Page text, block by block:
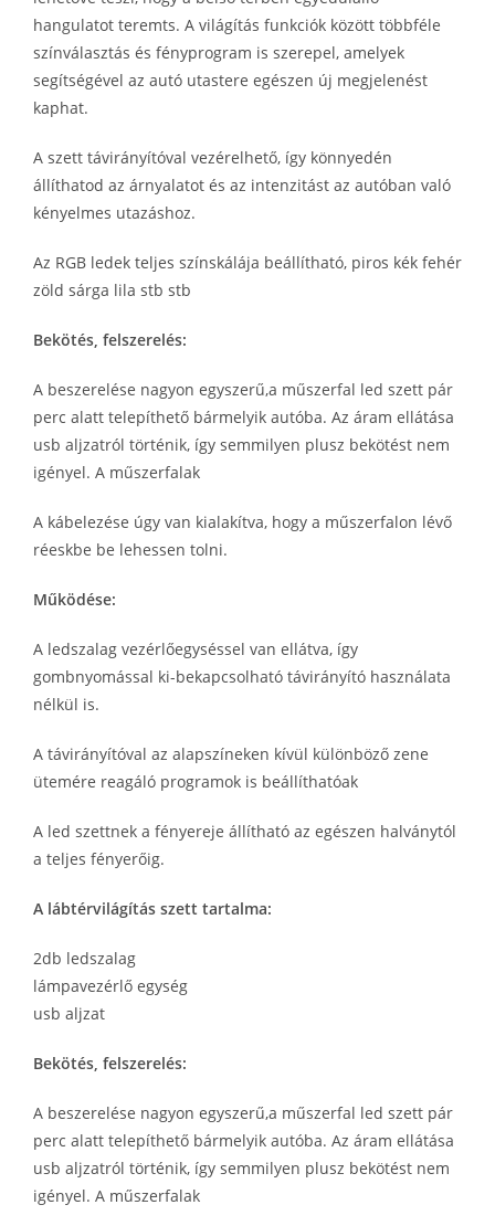
hangulatot teremts. A világítás funkciók között többféle
színválasztás és fényprogram is szerepel, amelyek
segítségével az autó utastere egészen új megjelenést
kaphat.
A szett távirányítóval vezérelhető, így könnyedén
állíthatod az árnyalatot és az intenzitást az autóban való
kényelmes utazáshoz.
Az RGB ledek teljes színskálája beállítható, piros kék fehér
zöld sárga lila stb stb
Bekötés, felszerelés:
A beszerelése nagyon egyszerű,a műszerfal led szett pár
perc alatt telepíthető bármelyik autóba. Az áram ellátása
usb aljzatról történik, így semmilyen plusz bekötést nem
igényel. A műszerfalak
A kábelezése úgy van kialakítva, hogy a műszerfalon lévő
réeskbe be lehessen tolni.
Működése:
A ledszalag vezérlőegyséssel van ellátva, így
gombnyomással ki-bekapcsolható távirányító használata
nélkül is.
A távirányítóval az alapszíneken kívül különböző zene
ütemére reagáló programok is beállíthatóak
A led szettnek a fényereje állítható az egészen halványtól
a teljes fényerőig.
A lábtérvilágítás szett tartalma:
2db ledszalag
lámpavezérlő egység
usb aljzat
Bekötés, felszerelés:
A beszerelése nagyon egyszerű,a műszerfal led szett pár
perc alatt telepíthető bármelyik autóba. Az áram ellátása
usb aljzatról történik, így semmilyen plusz bekötést nem
igényel. A műszerfalak